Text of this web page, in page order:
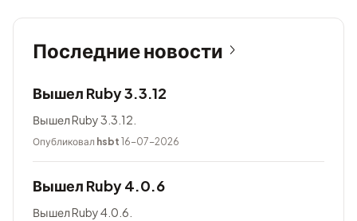
Последние новости
Вышел Ruby 3.3.12
Вышел Ruby 3.3.12.
Опубликовал hsbt 16-07-2026
Вышел Ruby 4.0.6
Вышел Ruby 4.0.6.